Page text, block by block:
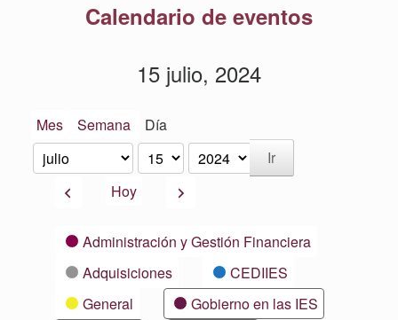
Calendario de eventos
15 julio, 2024
Mes Semana Día
Mes
Día
Año
AnteriorHoy Siguiente
CategoríasAdministración y Gestión Financiera
Adquisiciones
CEDIIES
General
Gobierno en las IES